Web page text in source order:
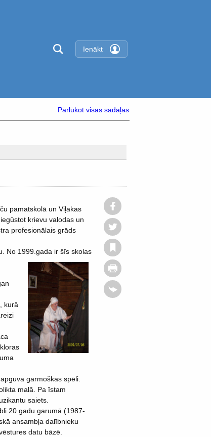
Ienākt
Pārlūkot visas sadaļas
pamatskolā un Viļakas
krievu valodas un
profesionālais grāds
No 1999.gada ir šīs skolas
kurā
garmoškas spēli.
malā. Pa īstam
saiets.
20 gadu garumā (1987-
ansambļa dalībnieku
datu bāzē.